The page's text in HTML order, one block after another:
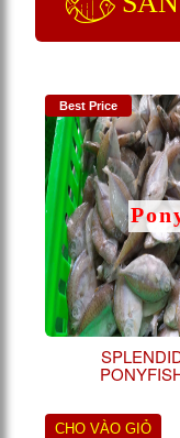
Best Price
CHO VÀO GIỎ